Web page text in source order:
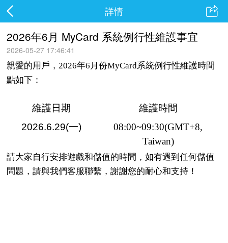
詳情
2026年6月 MyCard 系統例行性維護事宜
2026-05-27 17:46:41
親愛的用戶，2026年6月份MyCard系統例行性維護時間
點如下：
維護日期
維護時間
2026.6.29(一)
08:00~09:30(GMT+8,
Taiwan)
請大家自行安排遊戲和儲值的時間，如有遇到任何儲值
問題，請與我們客服聯繫 ，謝謝您的耐心和支持！